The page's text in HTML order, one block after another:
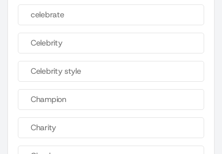
celebrate
Celebrity
Celebrity style
Champion
Charity